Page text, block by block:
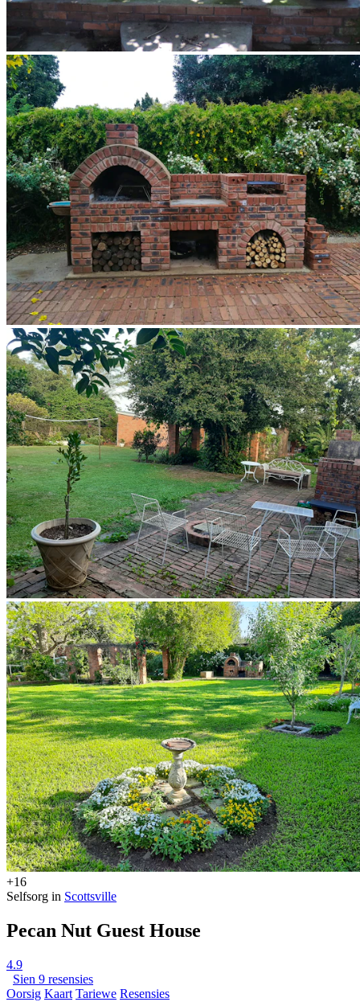
+16
Selfsorg in Scottsville
Pecan Nut Guest House
4.9
Sien 9 resensies
Oorsig Kaart Tariewe Resensies